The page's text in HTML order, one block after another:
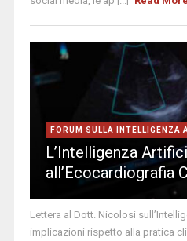
FORUM SULLA INTELLIGENZA
L’Intelligenza
all’Ecocardiografia
Lettera al Dott. Nicolosi
implicazioni rispetto alla pratica